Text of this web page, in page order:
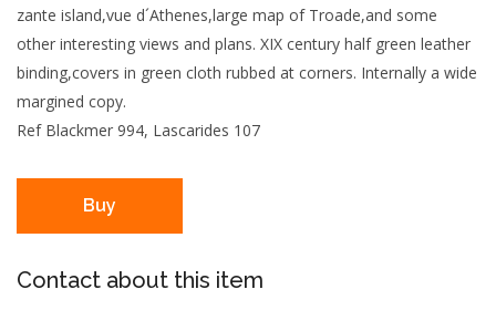
zante island,vue d´Athenes,large map of Troade,and some
other interesting views and plans. XIX century half green leather
binding,covers in green cloth rubbed at corners. Internally a wide
margined copy.
Ref Blackmer 994, Lascarides 107
Buy
Contact about this item